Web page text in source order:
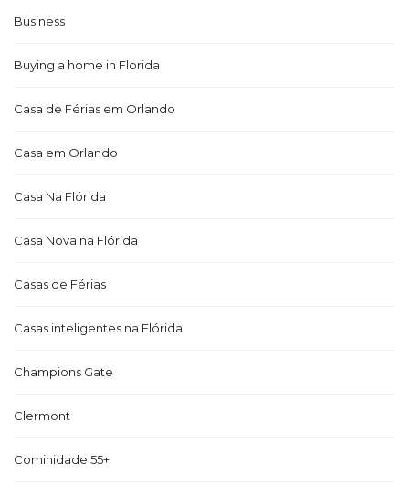
Business
Buying a home in Florida
Casa de Férias em Orlando
Casa em Orlando
Casa Na Flórida
Casa Nova na Flórida
Casas de Férias
Casas inteligentes na Flórida
Champions Gate
Clermont
Cominidade 55+